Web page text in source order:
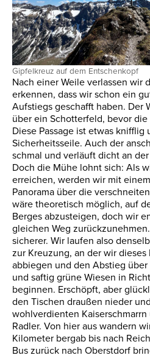
Gipfelkreuz auf dem Entschenkopf
Nach einer Weile verlassen wir
erkennen, dass wir schon ein
Aufstiegs geschafft haben. Der
über ein Schotterfeld, bevor
Diese Passage ist etwas knifflig
Sicherheitsseile. Auch der
schmal und verläuft dicht an
Doch die Mühe lohnt sich: Als
erreichen, werden wir mit
Panorama über die
wäre theoretisch möglich, auf
Berges abzusteigen, doch wir
gleichen Weg
sicherer. Wir laufen also
zur Kreuzung, an der wir dieses
abbiegen und den Abstieg
und saftig grüne Wiesen in
beginnen. Erschöpft, aber
den Tischen draußen nieder
wohlverdienten
Radler. Von hier aus wandern
Kilometer bergab bis nach
Bus zurück nach Oberstdorf